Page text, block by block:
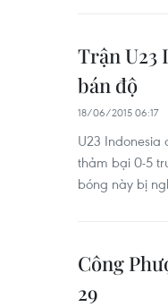
Trận U23
bán độ
18/06/2015 06:17
U23 Indonesia
thảm bại 0-5
bóng này bị
Công
29